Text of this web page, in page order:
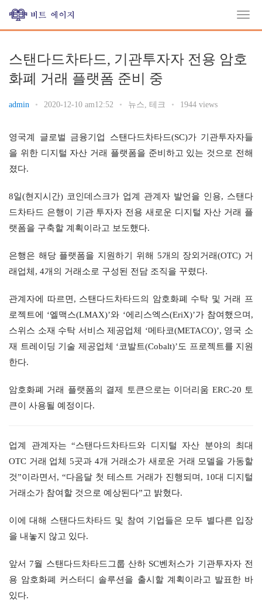
스탠다드차타드, 기관투자자 전용 암호
화폐 거래 플랫폼 준비 중
admin • 2020-12-10 am12:52 • 뉴스, 테크 • 1944 views
영국계 글로벌 금융기업 스탠다드차타드(SC)가 기관투자자들
을 위한 디지털 자산 거래 플랫폼을 준비하고 있는 것으로 전해
졌다.
8일(현지시간) 코인데스크가 업계 관계자 발언을 인용, 스탠다
드차타드 은행이 기관 투자자 전용 새로운 디지털 자산 거래 플
랫폼을 구축할 계획이라고 보도했다.
은행은 해당 플랫폼을 지원하기 위해 5개의 장외거래(OTC) 거
래업체, 4개의 거래소로 구성된 전담 조직을 꾸렸다.
관계자에 따르면, 스탠다드차타드의 암호화폐 수탁 및 거래 프
로젝트에 ‘엘맥스(LMAX)’와 ‘에리스엑스(EriX)’가 참여했으며,
스위스 소재 수탁 서비스 제공업체 ‘메타코(METACO)’, 영국 소
재 트레이딩 기술 제공업체 ‘코발트(Cobalt)’도 프로젝트를 지원
한다.
암호화폐 거래 플랫폼의 결제 토큰으로는 이더리움 ERC-20 토
큰이 사용될 예정이다.
업계 관계자는 “스탠다드차타드와 디지털 자산 분야의 최대
OTC 거래 업체 5곳과 4개 거래소가 새로운 거래 모델을 가동할
것”이라면서, “다음달 첫 테스트 거래가 진행되며, 10대 디지털
거래소가 참여할 것으로 예상된다”고 밝혔다.
이에 대해 스탠다드차타드 및 참여 기업들은 모두 별다른 입장
을 내놓지 않고 있다.
앞서 7월 스탠다드차타드그룹 산하 SC벤처스가 기관투자자 전
용 암호화폐 커스터디 솔루션을 출시할 계획이라고 발표한 바
있다.